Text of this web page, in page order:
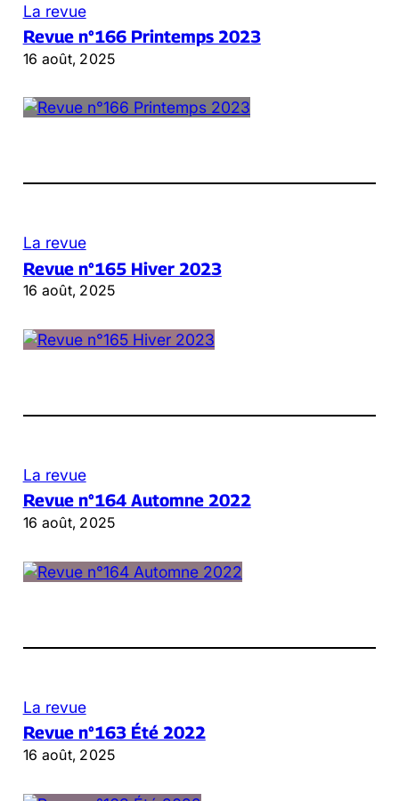
La revue
Revue n°166 Printemps 2023
16 août, 2025
La revue
Revue n°165 Hiver 2023
16 août, 2025
La revue
Revue n°164 Automne 2022
16 août, 2025
La revue
Revue n°163 Été 2022
16 août, 2025